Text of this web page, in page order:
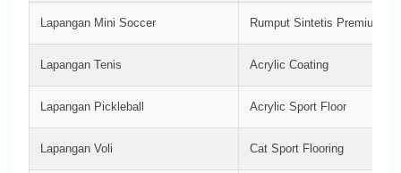
Lapangan Mini Soccer Rumput Sintetis Premium
Lapangan Tenis Acrylic Coating
Lapangan Pickleball Acrylic Sport Floor
Lapangan Voli Cat Sport Flooring